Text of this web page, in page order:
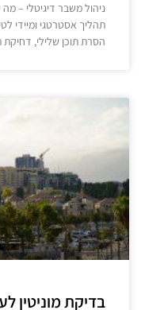
ניהול משבר דיגיטלי –
תהליך אסטרטגי ומיידי
הסרת תוכן שלילי, דחיקת
בדיקת מוניטין